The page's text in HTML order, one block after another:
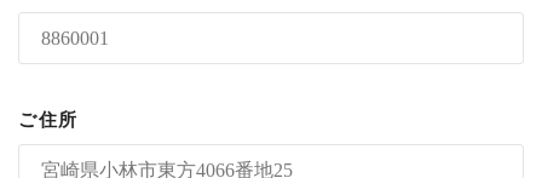
ご住所